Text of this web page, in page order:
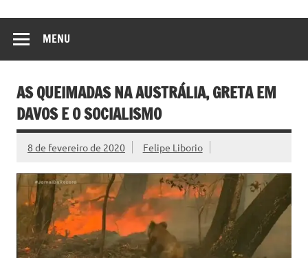
MENU
AS QUEIMADAS NA AUSTRÁLIA, GRETA EM
DAVOS E O SOCIALISMO
8 de fevereiro de 2020 Felipe Liborio